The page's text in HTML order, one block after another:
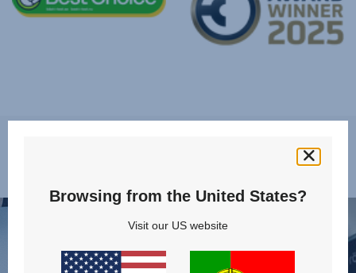
PESCOÇO
Browsing from the United States?
Visit our US website